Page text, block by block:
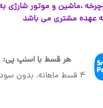
،ماشین و موتور
عهده مشتری می باشد
هر قسط با اسنپ پی:
۴ قسط ماهانه. بدون سود،چک و ضامن